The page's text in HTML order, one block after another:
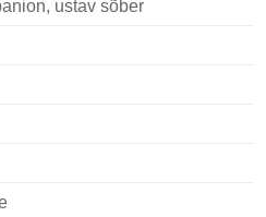
ustav sõber